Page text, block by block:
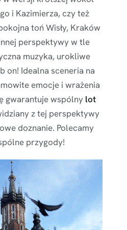
i Kazimierza, czy też
toń Wisły, Kraków
perspektywy w tle
muzyka, urokliwe
on! Idealna sceneria na
emocje i wrażenia
gwarantuje wspólny lot
z tej perspektywy
doznanie. Polecamy
przygody!